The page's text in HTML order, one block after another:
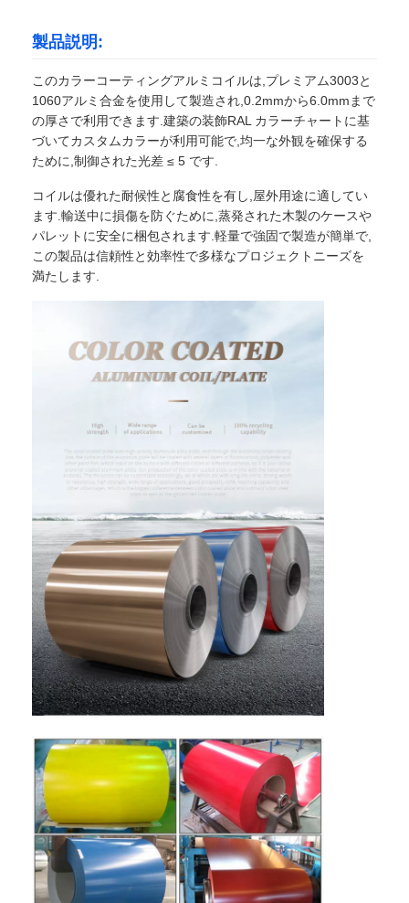
ホーム
製品
私たちについて
工場見学
製品説明:
このカラーコーティングアルミコイルは,プレミアム3003と
1060アルミ合金を使用して製造され,0.2mmから6.0mmまで
の厚さで利用できます.建築の装飾RAL カラーチャートに基
づいてカスタムカラーが利用可能で,均一な外観を確保する
ために,制御された光差 ≤ 5 です.
コイルは優れた耐候性と腐食性を有し,屋外用途に適してい
ます.輸送中に損傷を防ぐために,蒸発された木製のケースや
パレットに安全に梱包されます.軽量で強固で製造が簡単で,
この製品は信頼性と効率性で多様なプロジェクトニーズを
満たします.